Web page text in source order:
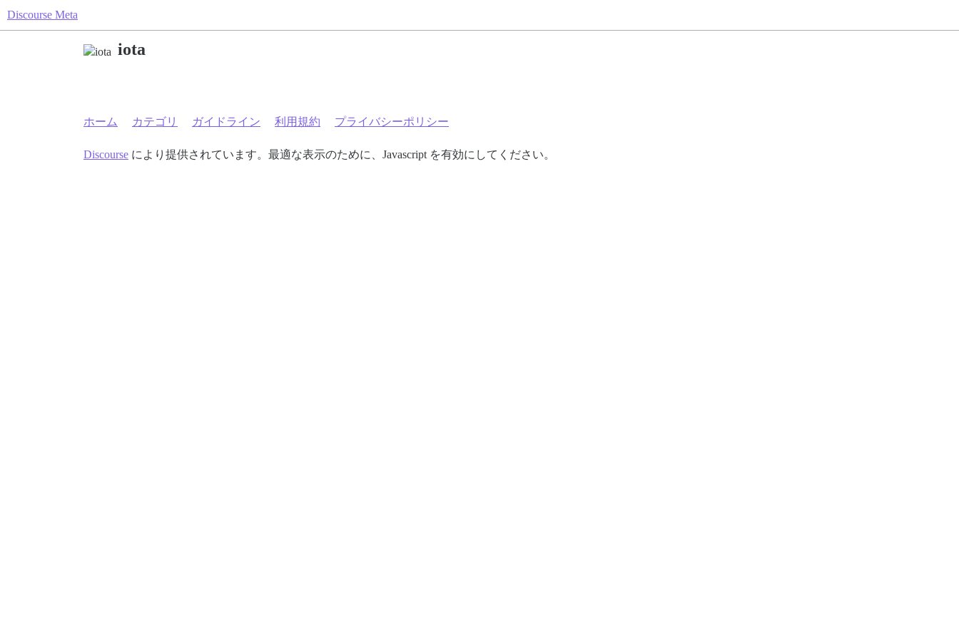
Discourse Meta
iota
ホーム カテゴリ ガイドライン 利用規約 プライバシーポリシー
Discourse により提供されています。最適な表示のために、Javascript を有効にしてください。